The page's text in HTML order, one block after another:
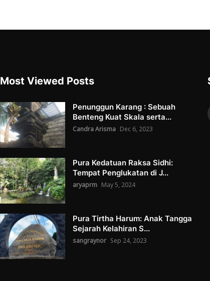
Most Viewed Posts
Penunggun Karang : Sebuah
Benteng Kuat Skala serta...
Candra Arisma Dec 6, 2023
Pura Kedatuan Raksa Sidhi:
Tempat Penglukatan di J...
aryaprm May 5, 2024
Pura Tirtha Harum: Anak Tangga
Sejarah Kelahiran S...
sangraynor Sep 24, 2023